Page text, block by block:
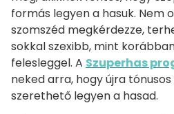
formás legyen a hasuk. Nem
szomszéd megkérdezze,
sokkal szexibb, mint
felesleggel. A Szuperhas
neked arra, hogy újra
szerethető legyen a hasad.